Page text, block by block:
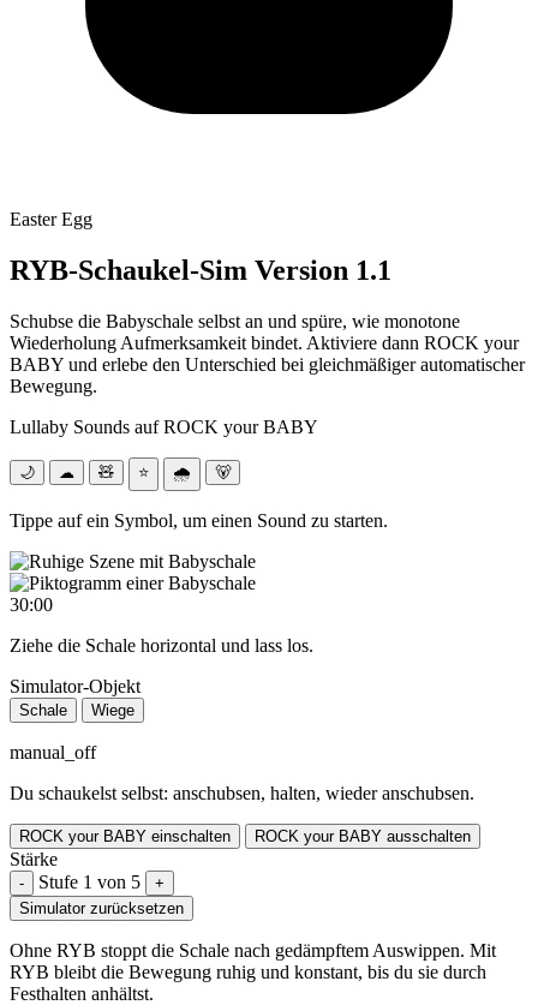
Easter Egg
RYB-Schaukel-Sim Version 1.1
Schubse die Babyschale selbst an und spüre, wie monotone
Wiederholung Aufmerksamkeit bindet. Aktiviere dann ROCK your
BABY und erlebe den Unterschied bei gleichmäßiger automatischer
Bewegung.
Lullaby Sounds auf ROCK your BABY
🌙 ☁ 🧸 ⭐ 🌧 🐻
Tippe auf ein Symbol, um einen Sound zu starten.
30:00
Ziehe die Schale horizontal und lass los.
Simulator-Objekt
Schale Wiege
manual_off
Du schaukelst selbst: anschubsen, halten, wieder anschubsen.
ROCK your BABY einschalten ROCK your BABY ausschalten
Stärke
- Stufe 1 von 5
+
Simulator zurücksetzen
Ohne RYB stoppt die Schale nach gedämpftem Auswippen. Mit
RYB bleibt die Bewegung ruhig und konstant, bis du sie durch
Festhalten anhältst.